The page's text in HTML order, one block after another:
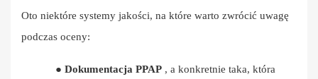
Oto niektóre systemy jakości, na które warto zwrócić uwagę
podczas oceny:
● Dokumentacja PPAP , a konkretnie taka, która